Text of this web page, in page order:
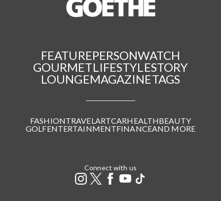
FEATUREPERSONWATCH
GOURMETLIFESTYLESTORY
LOUNGEMAGAZINETAGS
FASHIONTRAVEL ARTCARHEALTHBEAUTY
GOLFENTERTAINMENTFINANCEAND MORE
Connect with us